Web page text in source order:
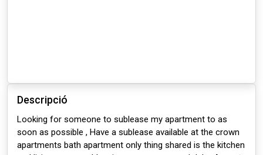
Descripció
Looking for someone to sublease my apartment to as
soon as possible , Have a sublease available at the crown
apartments bath apartment only thing shared is the kitchen